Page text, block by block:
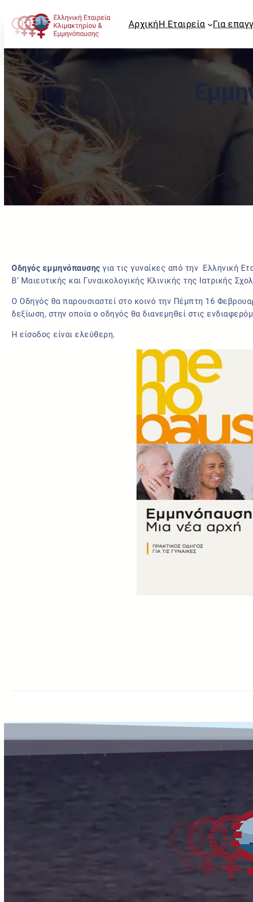
ΑρχικήΗ Εταιρεία Για
Οδηγός εμμηνόπαυσης για τις γυναίκες από την Ελληνική
Β’ Μαιευτικής και Γυναικολογικής Κλινικής της Ιατρικής
Ο Οδηγός θα παρουσιαστεί στο κοινό την Πέμπτη 16
δεξίωση, στην οποία ο οδηγός θα διανεμηθεί στις
Η είσοδος είναι ελεύθερη.